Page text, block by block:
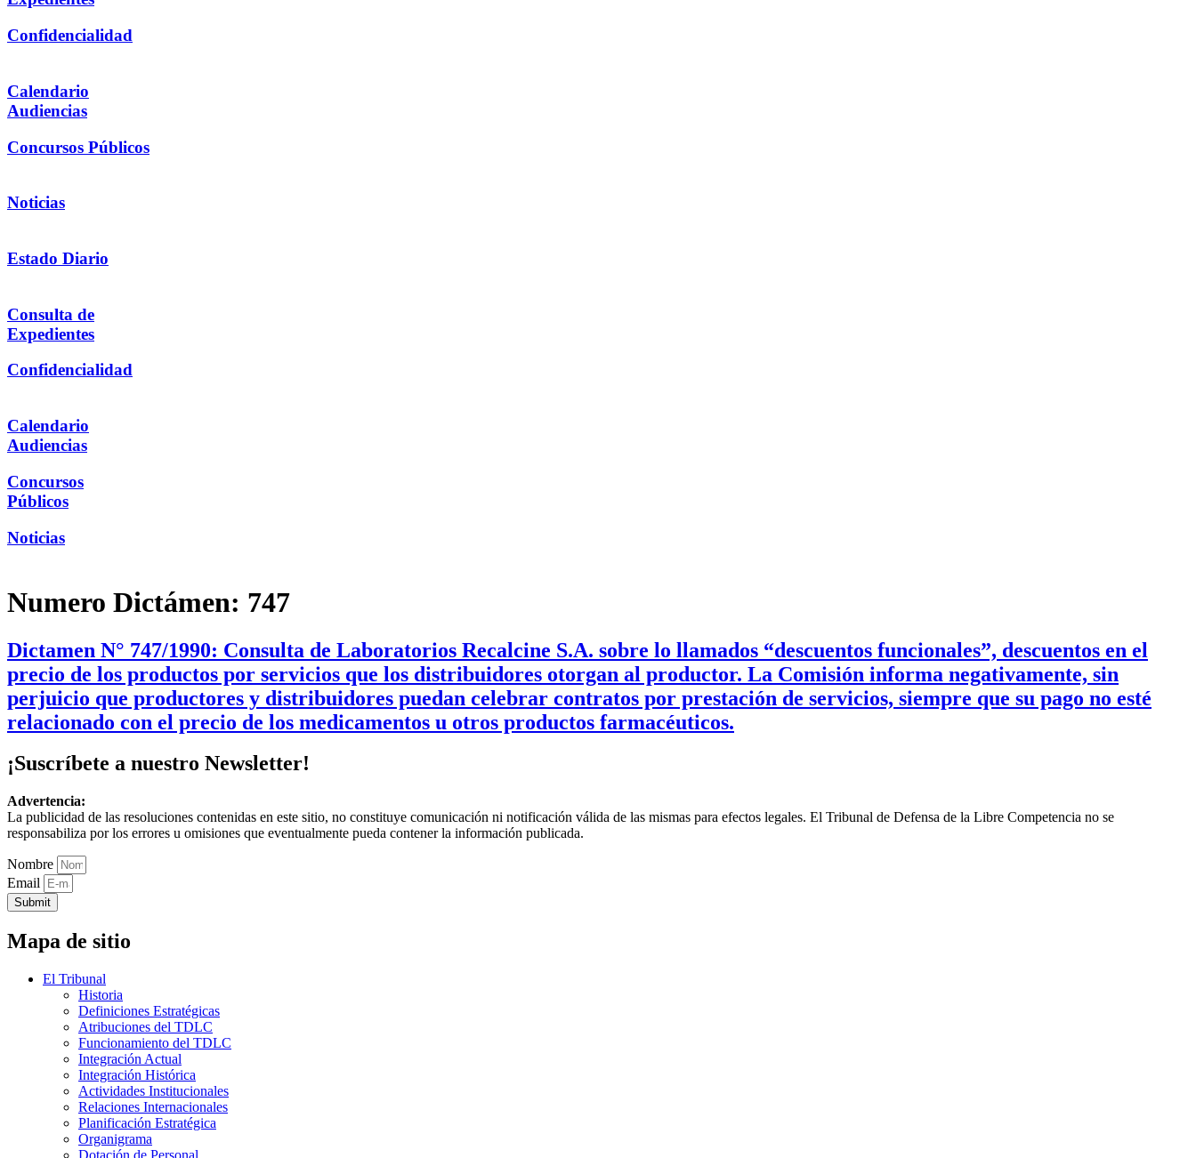
Confidencialidad
Calendario
Audiencias
Concursos Públicos
Noticias
Estado Diario
Consulta de
Expedientes
Confidencialidad
Calendario
Audiencias
Concursos
Públicos
Noticias
Numero Dictámen: 747
Dictamen N° 747/1990: Consulta de Laboratorios Recalcine S.A. sobre lo llamados “descuentos funcionales”, descuentos en el
precio de los productos por servicios que los distribuidores otorgan al productor. La Comisión informa negativamente, sin
perjuicio que productores y distribuidores puedan celebrar contratos por prestación de servicios, siempre que su pago no esté
relacionado con el precio de los medicamentos u otros productos farmacéuticos.
¡Suscríbete a nuestro Newsletter!
Advertencia:
La publicidad de las resoluciones contenidas en este sitio, no constituye comunicación ni notificación válida de las mismas para efectos legales. El Tribunal de Defensa de la Libre Competencia no se
responsabiliza por los errores u omisiones que eventualmente pueda contener la información publicada.
Nombre
Email
Submit
Mapa de sitio
El Tribunal
Historia
Definiciones Estratégicas
Atribuciones del TDLC
Funcionamiento del TDLC
Integración Actual
Integración Histórica
Actividades Institucionales
Relaciones Internacionales
Planificación Estratégica
Organigrama